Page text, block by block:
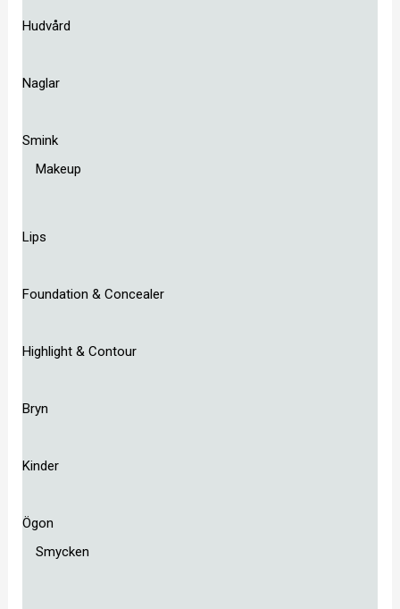
Hudvård
Naglar
Smink
Makeup
Lips
Foundation & Concealer
Highlight & Contour
Bryn
Kinder
Ögon
Smycken